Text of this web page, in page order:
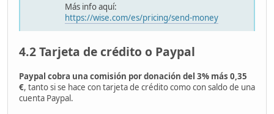
Más info aquí:
https://wise.com/es/pricing/send-money
4.2 Tarjeta de crédito o Paypal
Paypal cobra una comisión por donación del 3% más 0,35
€, tanto si se hace con tarjeta de crédito como con saldo de una
cuenta Paypal.